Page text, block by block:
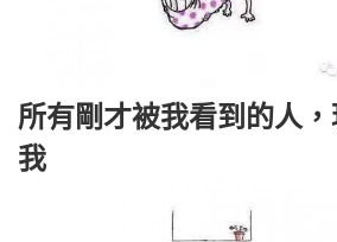
所有剛才被我看到的人
我